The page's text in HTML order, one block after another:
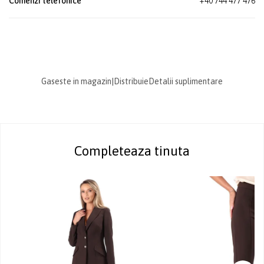
Gaseste in magazin Distribuie Detalii suplimentare
Completeaza tinuta